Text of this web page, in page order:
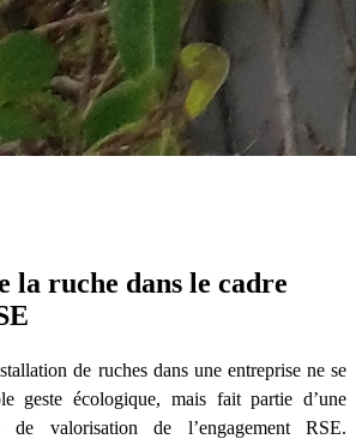
la ruche dans le cadre
de ruches dans une entreprise ne se
geste écologique, mais fait partie d’une
de valorisation de l’engagement RSE.